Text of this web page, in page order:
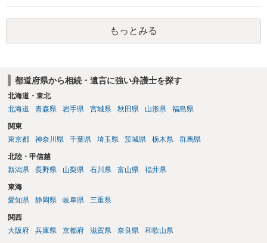
方の訴訟の主張及び立証次第ですが、 ・御祖母様の認知能力に関する
医師の意見書、筆跡鑑定 が提出されればその効力が否定される可能性
はありますが、 ・伯母様自身が分割協議に加わっていること ・御祖母
様の意に反する遺産分割協議を行う実益が誰にあったかの立証が困難
言えると思います。
もっとみる
都道府県から相続・遺言に強い弁護士を探す
北海道・東北
北海道
青森県 岩手県 宮城県 秋田県 山形県 福島県
関東
東京都
神奈川県 千葉県 埼玉県 茨城県 栃木県 群馬県
北陸・甲信越
新潟県
長野県 山梨県 石川県 富山県 福井県
東海
愛知県
静岡県 岐阜県 三重県
関西
大阪府
兵庫県 京都府 滋賀県 奈良県 和歌山県